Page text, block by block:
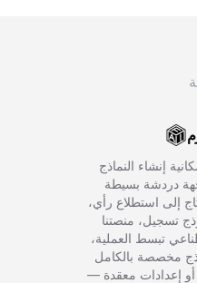
إنشاء النماذج
دردشة بسيطة
إلى استطلاع رأي،
تسجيل، منصتنا
تبسط العملية،
مخصصة بالكامل
إعدادات معقدة —